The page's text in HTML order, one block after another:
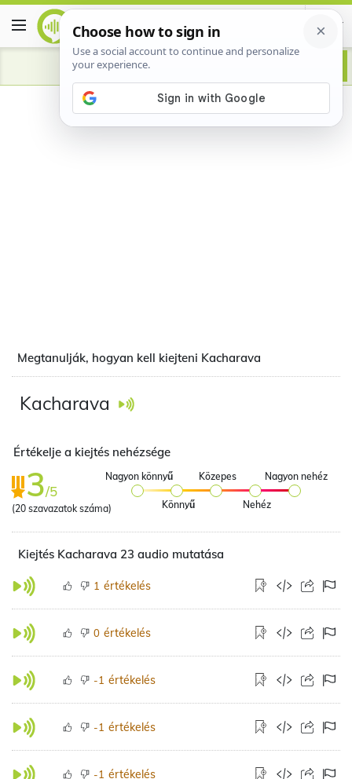
Advertisement
Megtanulják, hogyan kell kiejteni Kacharava
Kacharava
Értékelje a kiejtés nehézsége
3/5
(20 szavazatok száma)
Nagyon könnyű
Könnyű
Közepes
Nehéz
Nagyon nehéz
Kiejtés Kacharava 23 audio mutatása
1 értékelés
0 értékelés
-1 értékelés
-1 értékelés
-1 értékelés